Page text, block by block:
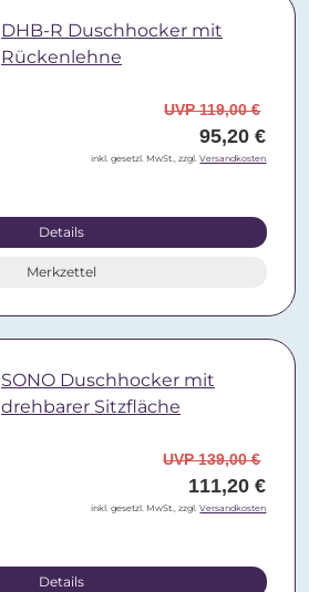
DHB-R Duschhocker mit
Rückenlehne
UVP 119,00 €
95,20 €
inkl. gesetzl. MwSt., zzgl.Versandkosten
Details
Merkzettel
SONO Duschhocker mit
drehbarer Sitzfläche
UVP 139,00 €
111,20 €
inkl. gesetzl. MwSt., zzgl.Versandkosten
Details